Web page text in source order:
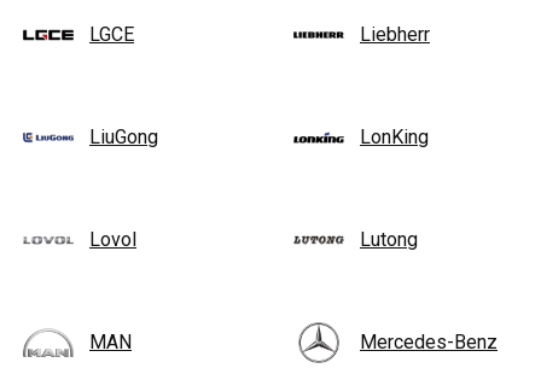
LGCE Liebherr
LiuGong LonKing
Lovol Lutong
MAN Mercedes-Benz